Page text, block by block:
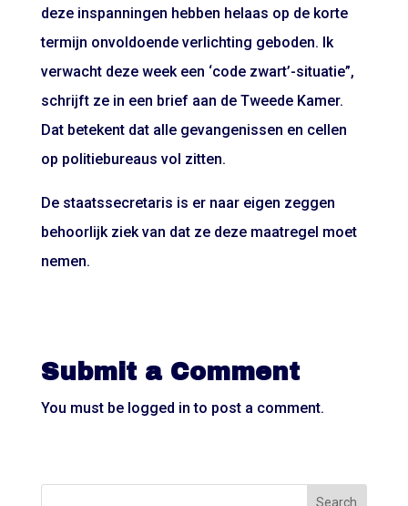
deze inspanningen hebben helaas op de korte
termijn onvoldoende verlichting geboden. Ik
verwacht deze week een ‘code zwart’-situatie”,
schrijft ze in een brief aan de Tweede Kamer.
Dat betekent dat alle gevangenissen en cellen
op politiebureaus vol zitten.
De staatssecretaris is er naar eigen zeggen
behoorlijk ziek van dat ze deze maatregel moet
nemen.
Submit a Comment
You must be logged in to post a comment.